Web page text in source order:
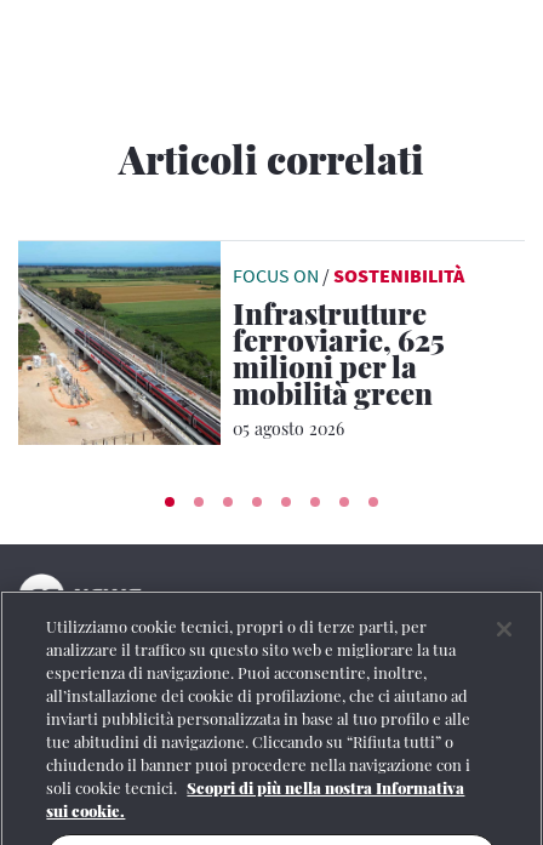
Articoli correlati
FOCUS ON /SOSTENIBILITÀ
Infrastrutture
ferroviarie, 625
milioni per la
mobilità green
05 agosto 2026
La testata online del Gruppo FS Italiane
Social
Se vuoi contattarci o avere altre informazioni
Utilizziamo cookie tecnici, propri o di terze parti, per
analizzare il traffico su questo sito web e migliorare la tua
esperienza di navigazione. Puoi acconsentire, inoltre,
all’installazione dei cookie di profilazione, che ci aiutano ad
inviarti pubblicità personalizzata in base al tuo profilo e alle
tue abitudini di navigazione. Cliccando su “Rifiuta tutti” o
chiudendo il banner puoi procedere nella navigazione con i
soli cookie tecnici. Scopri di più nella nostra Informativa
sui cookie.